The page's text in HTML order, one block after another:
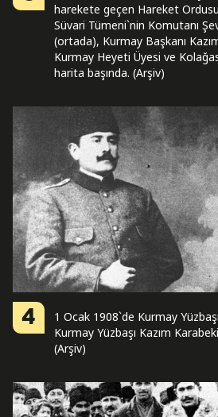
harekete geçen Hareket
Süvari Tümeni`nin Komutanı
(ortada), Kurmay Başkanı
Kurmay Heyeti Üyesi ve
harita başında. (Arşiv)
4
1 Ocak 1908`de Kurmay
Kurmay Yüzbaşı Kazım
(Arşiv)